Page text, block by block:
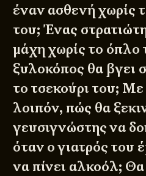
έναν ασθενή χωρίς
του; Ένας
μάχη χωρίς το όπλο
ξυλοκόπος θα βγει
το τσεκούρι του; Με
λοιπόν, πώς θα
γευσιγνώστης να
όταν ο γιατρός του
να πίνει αλκοόλ; Θα